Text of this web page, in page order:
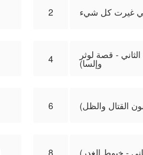
2 غيرت كل شيء
4 - قصة لوثر
وإلسا)
6 القتال والظل)
8 - خيوط الغدر)